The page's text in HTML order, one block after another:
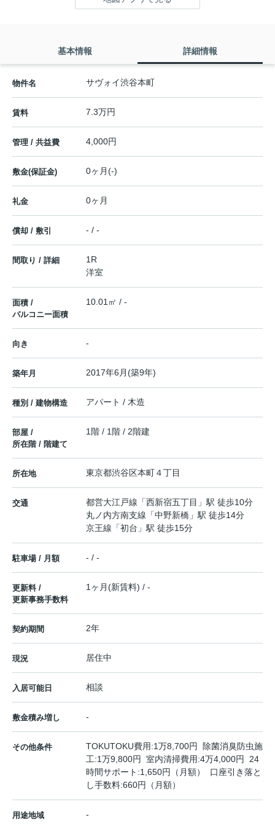
基本情報 詳細情報
物件名 サヴォイ渋谷本町
賃料 7.3万円
管理 / 共益費 4,000円
敷金(保証金) 0ヶ月(-)
礼金 0ヶ月
償却 / 敷引 - / -
間取り / 詳細
1R
洋室
面積 /
バルコニー面積
10.01㎡ / -
向き -
築年月 2017年6月(築9年)
種別 / 建物構造 アパート / 木造
部屋 /
所在階 / 階建て
1階 / 1階 / 2階建
所在地 東京都渋谷区本町４丁目
交通 都営大江戸線 「西新宿五丁目 」駅 徒歩10分
丸ノ内方南支線 「中野新橋 」駅 徒歩14分
京王線 「初台 」駅 徒歩15分
駐車場 / 月額 - / -
更新料 /
更新事務手数料
1ヶ月(新賃料) / -
契約期間 2年
現況 居住中
入居可能日 相談
敷金積み増し -
その他条件
TOKUTOKU費用:1万8,700円 除菌消臭防虫施
工:1万9,800円 室内清掃費用:4万4,000円 24
時間サポート:1,650円（月額） 口座引き落と
し手数料:660円（月額）
用途地域 -